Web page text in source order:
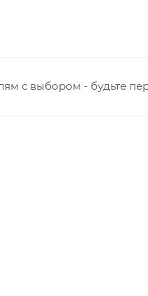
с выбором - будьте